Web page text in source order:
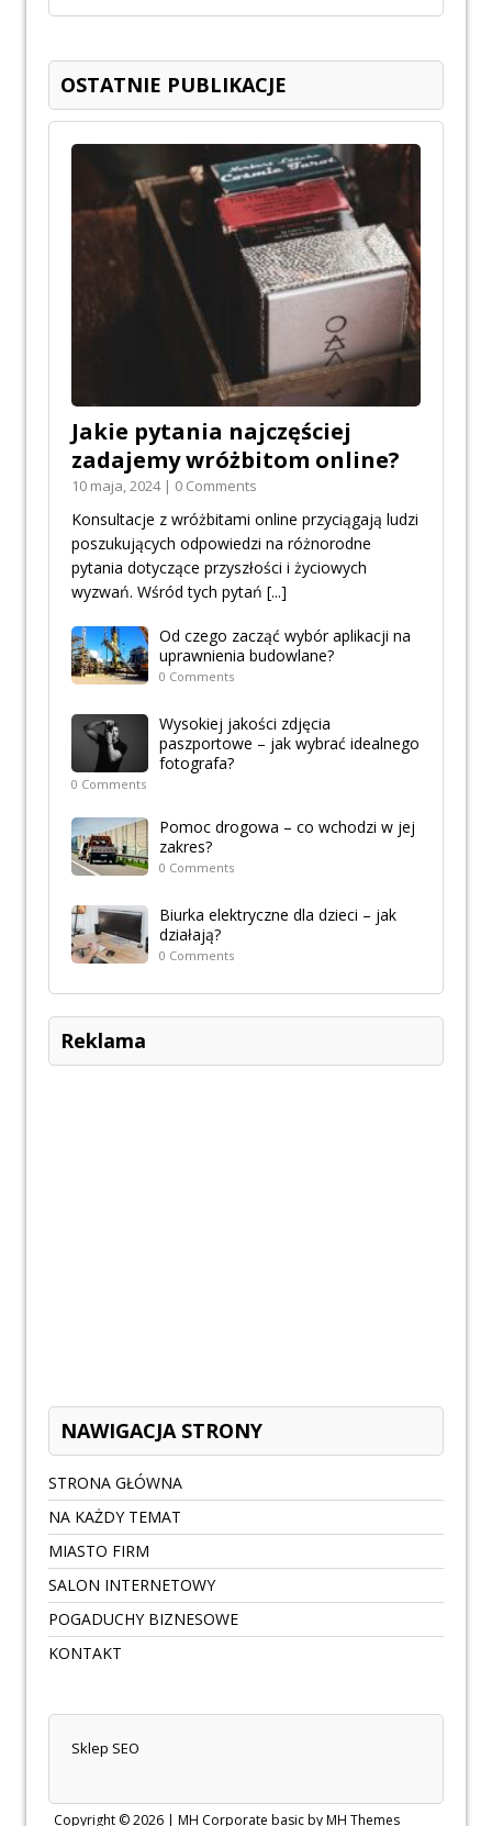
OSTATNIE PUBLIKACJE
Jakie pytania najczęściej
zadajemy wróżbitom online?
10 maja, 2024 | 0 Comments
Konsultacje z wróżbitami online przyciągają ludzi
poszukujących odpowiedzi na różnorodne
pytania dotyczące przyszłości i życiowych
wyzwań. Wśród tych pytań [...]
Od czego zacząć wybór aplikacji na
uprawnienia budowlane?
0 Comments
Wysokiej jakości zdjęcia
paszportowe – jak wybrać idealnego
fotografa?
0 Comments
Pomoc drogowa – co wchodzi w jej
zakres?
0 Comments
Biurka elektryczne dla dzieci – jak
działają?
0 Comments
Reklama
NAWIGACJA STRONY
STRONA GŁÓWNA
NA KAŻDY TEMAT
MIASTO FIRM
SALON INTERNETOWY
POGADUCHY BIZNESOWE
KONTAKT
Sklep SEO
Copyright © 2026 | MH Corporate basic by MH Themes